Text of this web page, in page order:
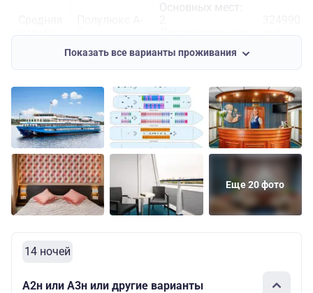
Основных мест:
Показать все варианты проживания
Еще 20 фото
14 ночей
А2н или А3н или другие варианты